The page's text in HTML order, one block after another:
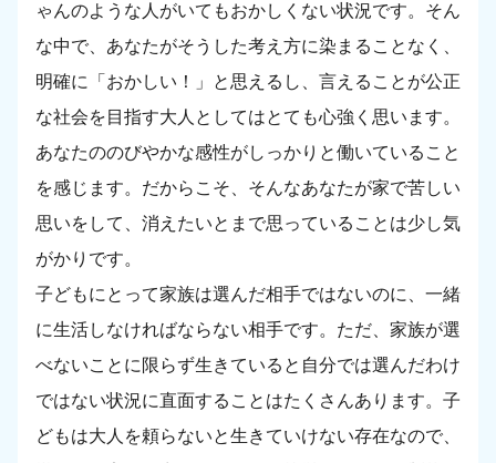
ゃんのような人がいてもおかしくない状況です。そん
な中で、あなたがそうした考え方に染まることなく、
明確に「おかしい！」と思えるし、言えることが公正
な社会を目指す大人としてはとても心強く思います。
あなたののびやかな感性がしっかりと働いていること
を感じます。だからこそ、そんなあなたが家で苦しい
思いをして、消えたいとまで思っていることは少し気
がかりです。
子どもにとって家族は選んだ相手ではないのに、一緒
に生活しなければならない相手です。ただ、家族が選
べないことに限らず生きていると自分では選んだわけ
ではない状況に直面することはたくさんあります。子
どもは大人を頼らないと生きていけない存在なので、